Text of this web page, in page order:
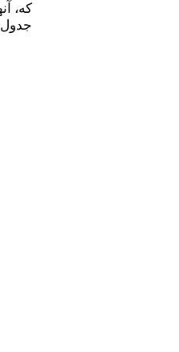
که،
جدول 20 شاخص های زمین شناختی : طبیعی* در مقابل اثرات انسانی **و سودمندی برای بازسازی محیط گذشته ***